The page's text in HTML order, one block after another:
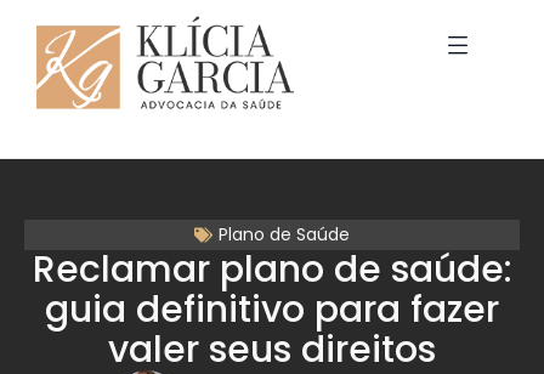
Plano de Saúde
Reclamar plano de saúde:
guia definitivo para fazer
valer seus direitos